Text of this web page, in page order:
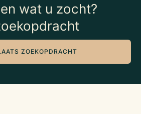
wat u zocht?
ZOEKOPDRACHT